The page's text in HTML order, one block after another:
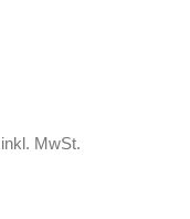
inkl. MwSt.